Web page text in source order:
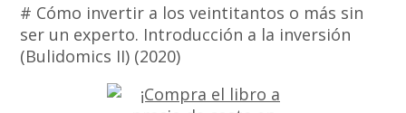
# Cómo invertir a los veintitantos o más sin
ser un experto. Introducción a la inversión
(Bulidomics II) (2020)